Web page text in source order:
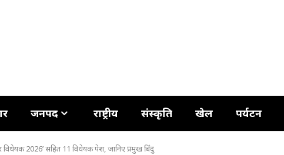
जनपद राष्ट्रीय संस्कृति खेल पर्यटन
विधेयक 2026’ सहित 11 विधेयक पेश, जानिए प्रमुख बिंदु